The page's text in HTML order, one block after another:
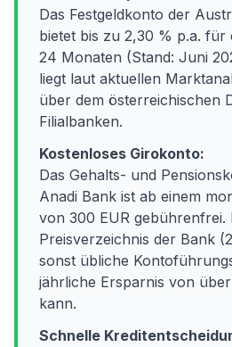
Das Festgeldkonto der
bietet bis zu 2,30 % p.a. für
24 Monaten (Stand: Juni
liegt laut aktuellen
über dem österreichischen
Filialbanken.
Kostenloses Girokonto:
Das Gehalts- und
Anadi Bank ist ab einem
von 300 EUR gebührenfrei.
Preisverzeichnis der Bank
sonst übliche
jährliche Ersparnis von
kann.
Schnelle